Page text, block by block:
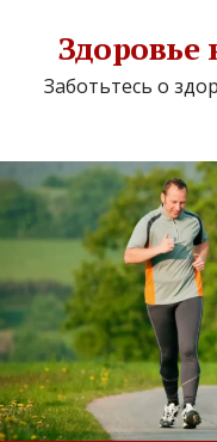
Здоровье
Заботьтесь о